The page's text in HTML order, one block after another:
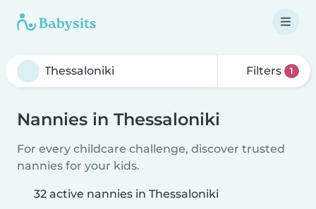
Filters 1
Nannies in Thessaloniki
For every childcare challenge, discover trusted
nannies for your kids.
32 active nannies in Thessaloniki